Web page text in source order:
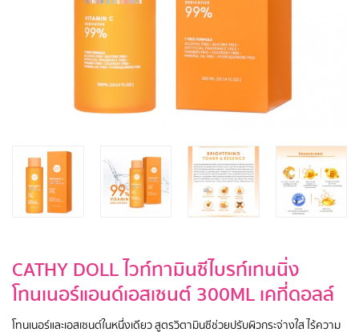
CATHY DOLL ไวท์ทามินซีไบรท์เทนนิ่ง
โทนเนอร์แอนด์เอสเซนต์ 300ML เคที่ดอลล์
โทนเนอร์และเอสเซนต์ในหนึ่งเดียว สูตรวิตามินซีช่วยปรับผิวกระจ่างใส ไร้ความ